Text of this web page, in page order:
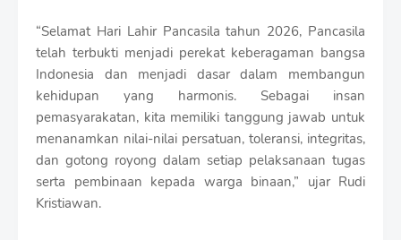
“Selamat Hari Lahir Pancasila tahun 2026, Pancasila
telah terbukti menjadi perekat keberagaman bangsa
Indonesia dan menjadi dasar dalam membangun
kehidupan yang harmonis. Sebagai insan
pemasyarakatan, kita memiliki tanggung jawab untuk
menanamkan nilai-nilai persatuan, toleransi, integritas,
dan gotong royong dalam setiap pelaksanaan tugas
serta pembinaan kepada warga binaan,” ujar Rudi
Kristiawan.